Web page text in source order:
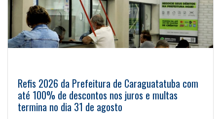
Refis 2026 da Prefeitura de Caraguatatuba com
até 100% de descontos nos juros e multas
termina no dia 31 de agosto